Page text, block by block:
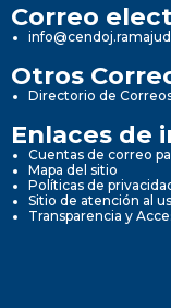
Correo
Otros
Directorio de
Enlaces de
Cuentas de correo
Mapa del sitio
Políticas de
Sitio de atención al
Transparencia y